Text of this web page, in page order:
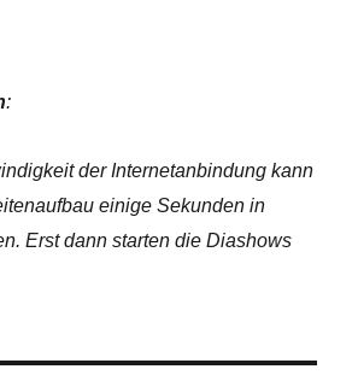
:
der Internetanbindung kann
einige Sekunden in
Erst dann starten die Diashows